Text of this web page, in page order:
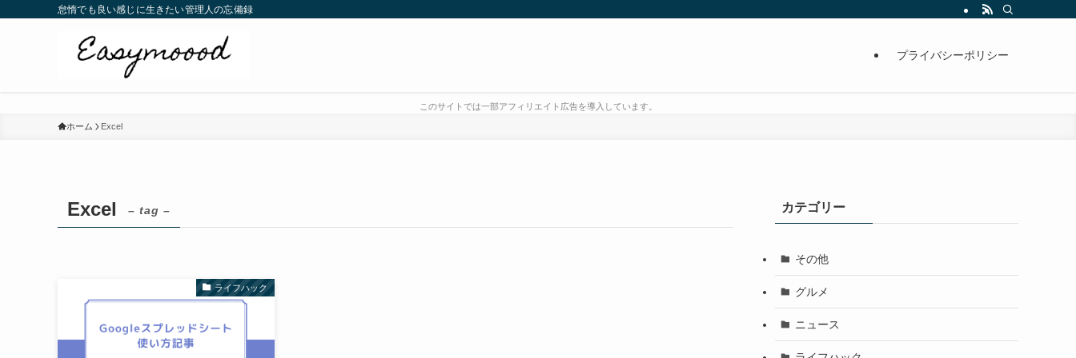
怠惰でも良い感じに生きたい管理人の忘備録
プライバシーポリシー
このサイトでは一部アフィリエイト広告を導入しています。
ホーム Excel
Excel – tag –
ライフハック
カテゴリー
その他
グルメ
ニュース